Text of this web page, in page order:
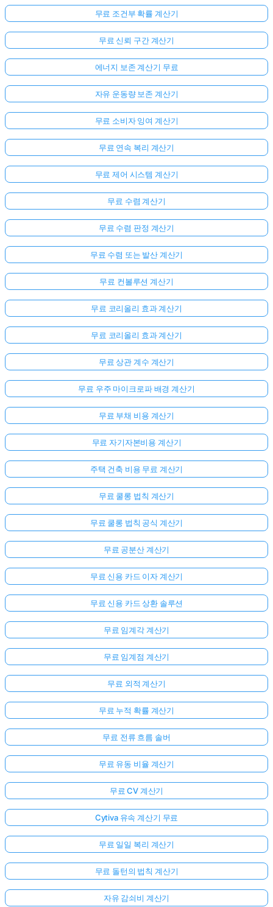
무료 조건부 확률 계산기
무료 신뢰 구간 계산기
에너지 보존 계산기 무료
자유 운동량 보존 계산기
무료 소비자 잉여 계산기
무료 연속 복리 계산기
무료 제어 시스템 계산기
무료 수렴 계산기
무료 수렴 판정 계산기
무료 수렴 또는 발산 계산기
무료 컨볼루션 계산기
무료 코리올리 효과 계산기
무료 코리올리 효과 계산기
무료 상관 계수 계산기
무료 우주 마이크로파 배경 계산기
무료 부채 비용 계산기
무료 자기자본비용 계산기
주택 건축 비용 무료 계산기
무료 쿨롱 법칙 계산기
무료 쿨롱 법칙 공식 계산기
무료 공분산 계산기
무료 신용 카드 이자 계산기
무료 신용 카드 상환 솔루션
무료 임계각 계산기
무료 임계점 계산기
무료 외적 계산기
무료 누적 확률 계산기
무료 전류 흐름 솔버
무료 유동 비율 계산기
무료 CV 계산기
Cytiva 유속 계산기 무료
무료 일일 복리 계산기
무료 돌턴의 법칙 계산기
자유 감쇠비 계산기